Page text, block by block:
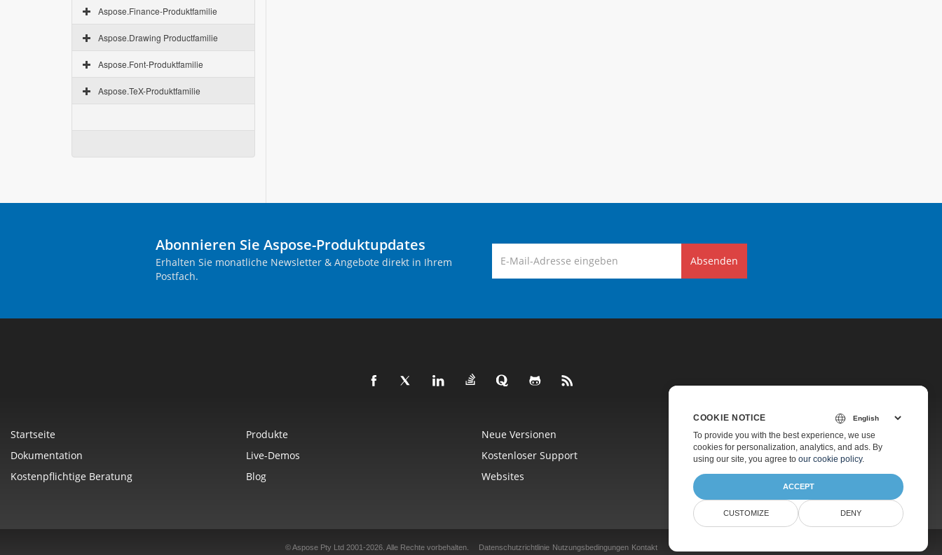
Aspose.Finance-Produktfamilie
Aspose.Drawing Productfamilie
Aspose.Font-Produktfamilie
Aspose.TeX-Produktfamilie
Abonnieren Sie Aspose-Produktupdates
Erhalten Sie monatliche Newsletter & Angebote direkt in Ihrem
Postfach.
Absenden
Startseite Produkte Neue Versionen
Preise
Dokumentation
Live-Demos Kostenloser Support
Kostenpflichtiger Support
Kostenpflichtige Beratung
Blog Websites Über Uns
© Aspose Pty Ltd 2001-2026. Alle Rechte vorbehalten. Datenschutzrichtlinie Nutzungsbedingungen Kontakt
COOKIE NOTICE
To provide you with the best experience, we use
cookies for personalization, analytics, and ads. By
using our site, you agree to our cookie policy.
ACCEPT
CUSTOMIZE DENY